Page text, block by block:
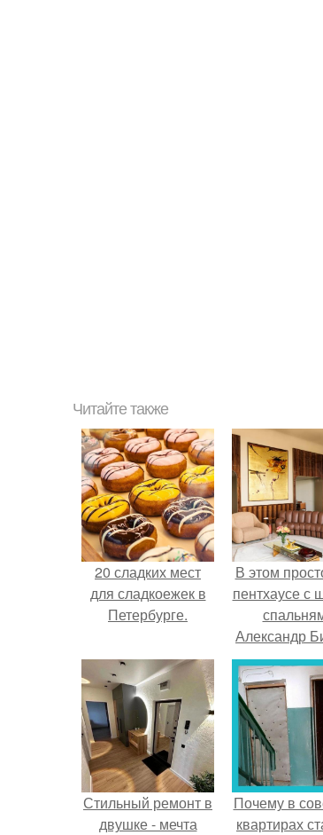
Читайте также
20 сладких мест
для сладкоежек в
Петербурге.
В этом
пентхаусе с
Александр
живет со
семьей.
Стильный ремонт в
двушке - мечта
Почему в
квартирах